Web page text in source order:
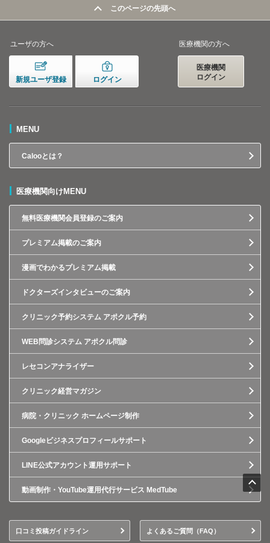
このページの先頭へ
ユーザの方へ
新規ユーザ登録 ログイン
医療機関の方へ
医療機関
ログイン
MENU
Calooとは？
医療機関向けMENU
無料医療機関会員登録のご案内
プレミアム掲載のご案内
漫画でわかるプレミアム掲載
ドクターズインタビューのご案内
クリニック予約システム アポクル予約
WEB問診システム アポクル問診
レセコンアナライザー
クリニック経営マガジン
病院・クリニック ホームページ制作
Googleビジネスプロフィールサポート
LINE公式アカウント運用サポート
動画制作・YouTube運用代行サービス MedTube
口コミ投稿ガイドライン よくあるご質問（FAQ）